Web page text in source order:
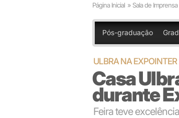
Página Inicial » Sala de Imprensa
Pós-graduação
ULBRA NA
Casa
durante
Feira teve